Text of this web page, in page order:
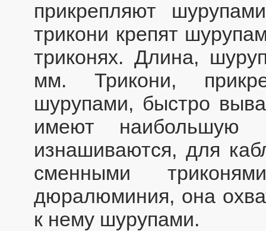
прикрепляют
трикони крепят
триконях. Длина,
мм. Трикони,
шурупами, быстро
имеют наибольшую
изнашиваются, для
сменными
дюралюминия, она
к нему шурупами.